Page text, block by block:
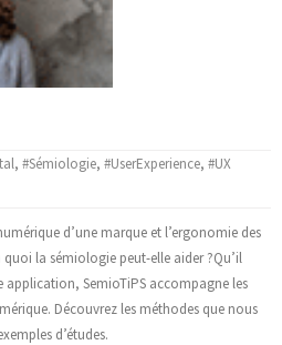
, #Sémiologie, #UserExperience, #UX
d’une marque et l’ergonomie des
la sémiologie peut-elle aider ?Qu’il
application, SemioTiPS accompagne les
Découvrez les méthodes que nous
d’études.